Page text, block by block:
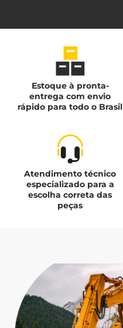
Estoque à pronta-
entrega com envio
rápido para todo o Brasil
Atendimento técnico
especializado para a
escolha correta das
peças